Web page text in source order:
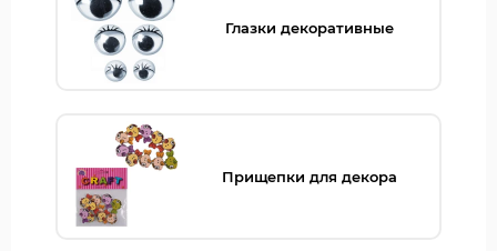
Глазки декоративные
Прищепки для декора